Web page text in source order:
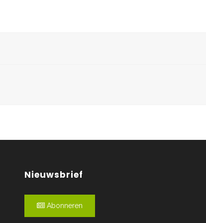
Nieuwsbrief
Abonneren